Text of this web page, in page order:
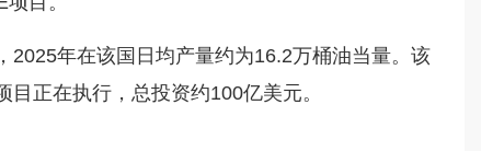
2025年在该国日均产量约为16.2万桶油当量。该
正在执行，总投资约100亿美元。